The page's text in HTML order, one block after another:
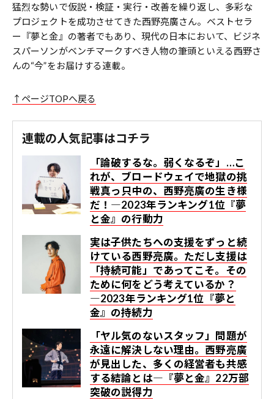
猛烈な勢いで仮説・検証・実行・改善を繰り返し、多彩な
プロジェクトを成功させてきた西野亮廣さん。ベストセラ
ー『夢と金』の著者でもあり、現代の日本において、ビジネ
スパーソンがベンチマークすべき人物の筆頭といえる西野さ
んの“今”をお届けする連載。
↑ページTOPへ戻る
連載の人気記事はコチラ
「論破するな。弱くなるぞ」…こ
れが、ブロードウェイで地獄の挑
戦真っ只中の、西野亮廣の生き様
だ！―2023年ランキング1位『夢
と金』の行動力
実は子供たちへの支援をずっと続
けている西野亮廣。ただし支援は
「持続可能」であってこそ。その
ために何をどう考えているか？
―2023年ランキング1位『夢と
金』の持続力
「ヤル気のないスタッフ」問題が
永遠に解決しない理由。西野亮廣
が見出した、多くの経営者も共感
する結論とは―『夢と金』22万部
突破の説得力